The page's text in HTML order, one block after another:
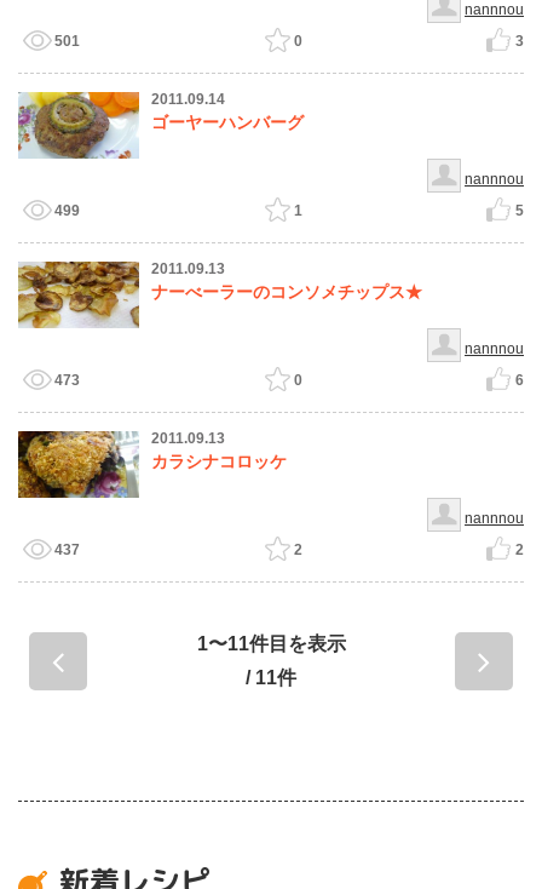
nannnou
501
0 3
2011.09.14
ゴーヤーハンバーグ
nannnou
499
1 5
2011.09.13
ナーべーラーのコンソメチップス★
nannnou
473
0 6
2011.09.13
カラシナコロッケ
nannnou
437
2 2
1〜11件目を表示
/ 11件